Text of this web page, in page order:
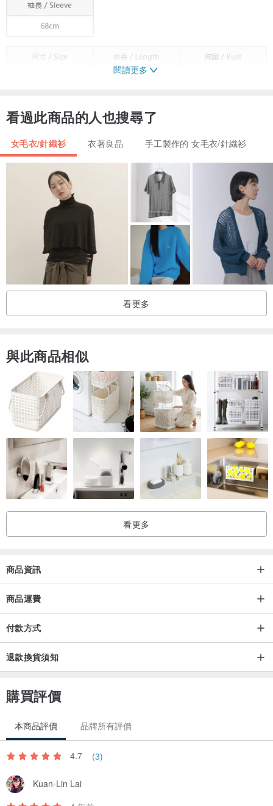
PS：衣服的袖子爲插肩袖設計，長度爲插肩袖長
面料：25%美麗諾羊毛+30%有機棉+45%再生纖維
精選高品質美麗諾羊毛混紡紗線
來自素有“生態紗線王國”之稱的UPW
紗線手感軟糯蓬松
營造小香風氛圍感
突顯溫柔氣質
● 關於作品
這是一件很有趣的針織衫
微寬松版型勾勒優雅曲線
細密織法足以應對微涼的天氣
精致的小翻領
立體層次突出
細巧的花邊設計
可愛又俏皮
門襟與領口運用桂花針法
突顯層次感
增添整件衣服的趣味性
裝飾的同時兼具實用性
袖口和下擺均采用螺紋收口
保暖性較強
閱讀更多
看過此商品的人也搜尋了
女毛衣/針織衫 衣著良品 手工製作的 女毛衣/針織衫
看更多
與此商品相似
看更多
商品資訊
商品運費
付款方式
退款換貨須知
購買評價
本商品評價 品牌所有評價
4.7 (3)
Kuan-Lin Lai